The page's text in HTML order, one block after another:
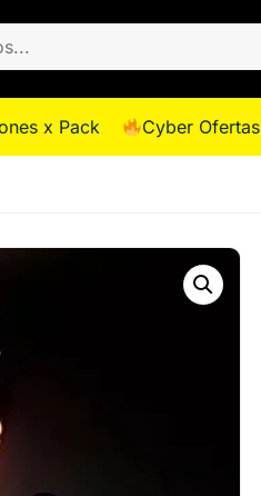
x Pack Cyber Ofertas